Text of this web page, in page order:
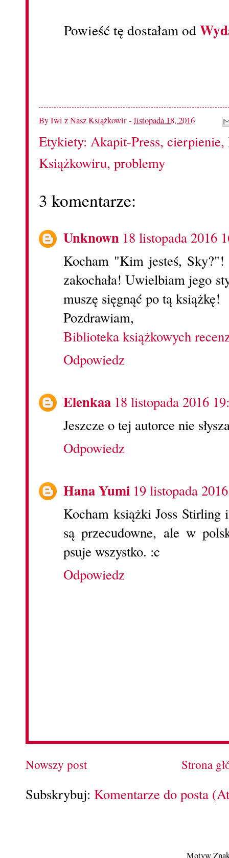
Powieść tę dostałam od
ByIwi z Nasz Książkowir- listopada 18, 2016
Etykiety: Akapit-Press, cierpienie,
Książkowiru, problemy
3 komentarze:
Unknown 18 listopada 2016
Kocham "Kim jesteś,
zakochała! Uwielbiam jego
muszę sięgnąć po tą książkę!
Pozdrawiam,
Biblioteka książkowych
Odpowiedz
Elenkaa 18 listopada 2016
Jeszcze o tej autorce nie
Odpowiedz
Hana Yumi 19 listopada
Kocham książki Joss
są przecudowne, ale w
psuje wszystko. :c
Odpowiedz
Nowszy post Strona
Subskrybuj: Komentarze do posta
Motyw